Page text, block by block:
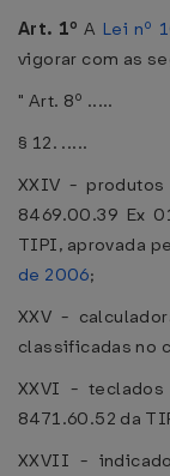
Art. 1ºA Lei nº
vigorar com as
" Art. 8º .....
§ 12. .....
XXIV -
8469.00.39 Ex
TIPI, aprovada
de 2006;
XXV -
classificadas no
XXVI -
8471.60.52 da
XXVII -